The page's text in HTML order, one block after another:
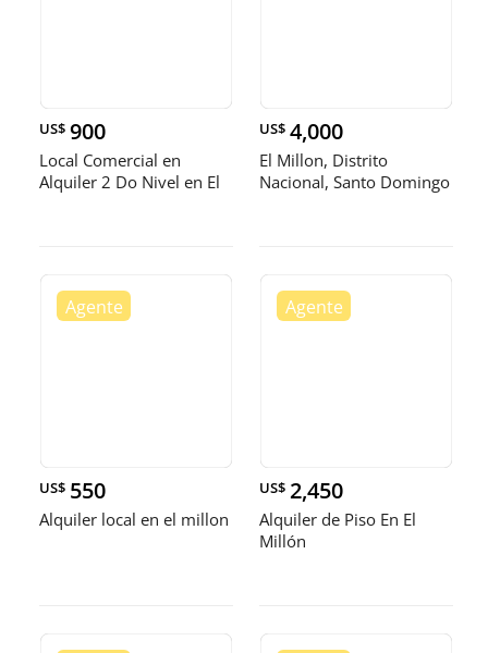
US$ 900
Local Comercial en
Alquiler 2 Do Nivel en El
US$ 4,000
El Millon, Distrito
Nacional, Santo Domingo
US$ 550
Alquiler local en el millon
US$ 2,450
Alquiler de Piso En El
Millón